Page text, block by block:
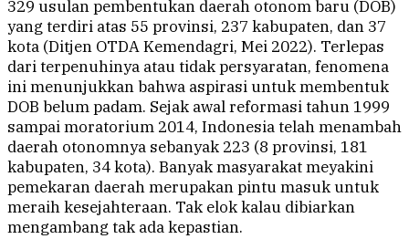
329 usulan pembentukan daerah otonom baru (DOB)
yang terdiri atas 55 provinsi, 237 kabupaten, dan 37
kota (Ditjen OTDA Kemendagri, Mei 2022). Terlepas
dari terpenuhinya atau tidak persyaratan, fenomena
ini menunjukkan bahwa aspirasi untuk membentuk
DOB belum padam. Sejak awal reformasi tahun 1999
sampai moratorium 2014, Indonesia telah menambah
daerah otonomnya sebanyak 223 (8 provinsi, 181
kabupaten, 34 kota). Banyak masyarakat meyakini
pemekaran daerah merupakan pintu masuk untuk
meraih kesejahteraan. Tak elok kalau dibiarkan
mengambang tak ada kepastian.